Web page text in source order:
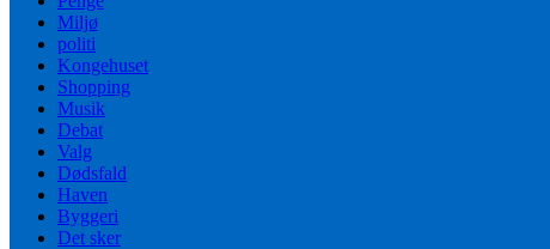
Miljø
politi
Kongehuset
Shopping
Musik
Debat
Valg
Dødsfald
Haven
Byggeri
Det sker